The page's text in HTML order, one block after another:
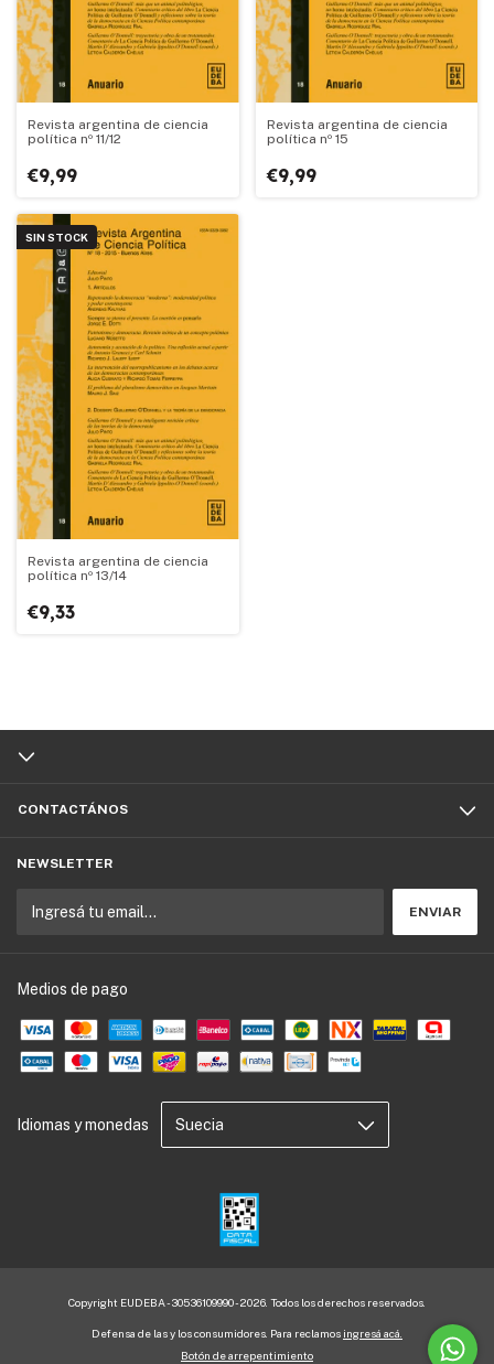
Revista argentina de ciencia
política nº 11/12
€9,99
Revista argentina de ciencia
política nº 15
€9,99
SIN STOCK
Revista argentina de ciencia
política nº 13/14
€9,33
CONTACTÁNOS
NEWSLETTER
Medios de pago
Idiomas y monedas
Copyright EUDEBA - 30536109990 - 2026. Todos los derechos reservados.
Defensa de las y los consumidores. Para reclamos ingresá acá.
Botón de arrepentimiento